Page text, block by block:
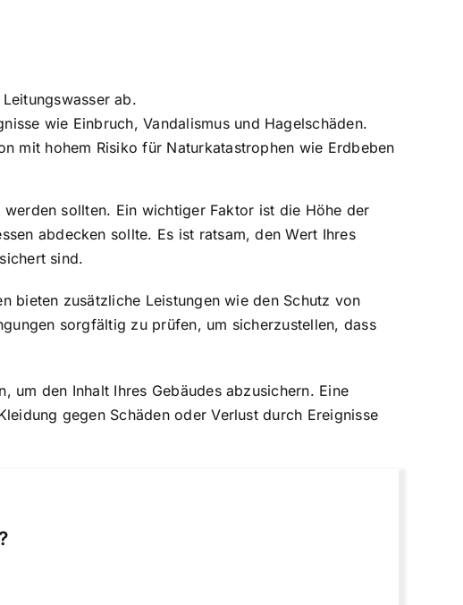
ab.
wie Einbruch, Vandalismus und Hagelschäden.
mit hohem Risiko für Naturkatastrophen wie Erdbeben
sollten. Ein wichtiger Faktor ist die Höhe der
abdecken sollte. Es ist ratsam, den Wert Ihres
sind.
bieten zusätzliche Leistungen wie den Schutz von
sorgfältig zu prüfen, um sicherzustellen, dass
um den Inhalt Ihres Gebäudes abzusichern. Eine
gegen Schäden oder Verlust durch Ereignisse